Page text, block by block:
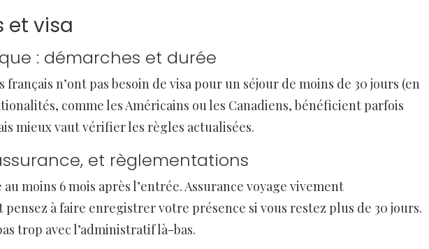
et visa
: démarches et durée
français n’ont pas besoin de visa pour un séjour de moins de 30 jours (en
comme les Américains ou les Canadiens, bénéficient parfois
mieux vaut vérifier les règles actualisées.
et règlementations
moins 6 mois après l’entrée. Assurance voyage vivement
pensez à faire enregistrer votre présence si vous restez plus de 30 jours.
trop avec l’administratif là-bas.